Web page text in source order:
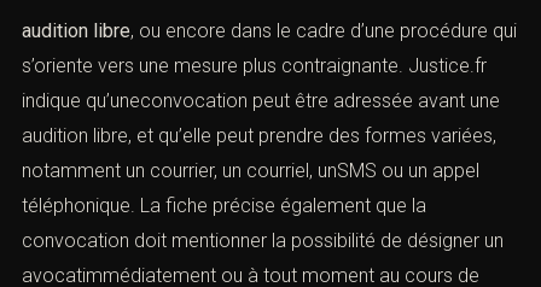
audition libre , ou encore dans le cadre d’une procédure
qui s’oriente vers une mesure plus contraignante.
Justice.fr indique qu’uneconvocation peut être adressée
avant une audition libre, et qu’elle peut prendre des
formes variées, notamment un courrier, un courriel,
unSMS ou un appel téléphonique. La fiche précise
également que la convocation doit mentionner la
possibilité de désigner un avocatimmédiatement ou à